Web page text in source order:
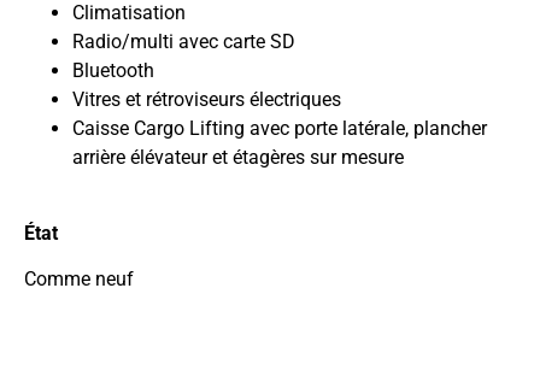
Climatisation
Radio/multi avec carte SD
Bluetooth
Vitres et rétroviseurs électriques
Caisse Cargo Lifting avec porte latérale, plancher
arrière élévateur et étagères sur mesure
État
Comme neuf